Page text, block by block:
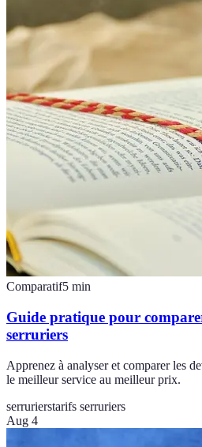
Comparatif5 min
Guide pratique pour
serruriers
Apprenez à analyser et comparer les
le meilleur service au meilleur prix.
serrurierstarifs serruriers
Aug 4